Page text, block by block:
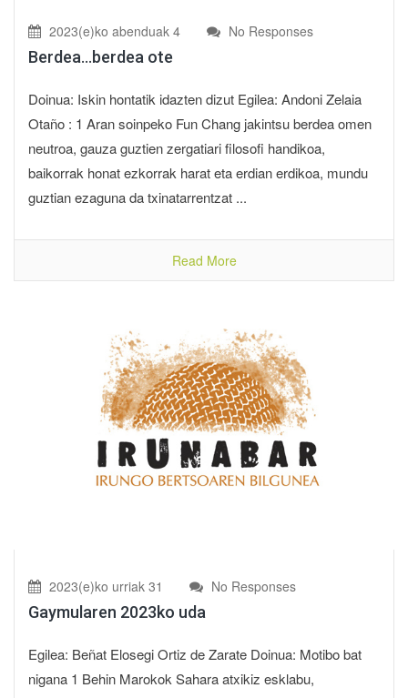
2023(e)ko abenduak 4 No Responses
Berdea…berdea ote
Doinua: Iskin hontatik idazten dizut Egilea: Andoni Zelaia
Otaño : 1 Aran soinpeko Fun Chang jakintsu berdea omen
neutroa, gauza guztien zergatiari filosofi handikoa,
baikorrak honat ezkorrak harat eta erdian erdikoa, mundu
guztian ezaguna da txinatarrentzat ...
Read More
2023(e)ko urriak 31 No Responses
Gaymularen 2023ko uda
Egilea: Beñat Elosegi Ortiz de Zarate Doinua: Motibo bat
nigana 1 Behin Marokok Sahara atxikiz esklabu,